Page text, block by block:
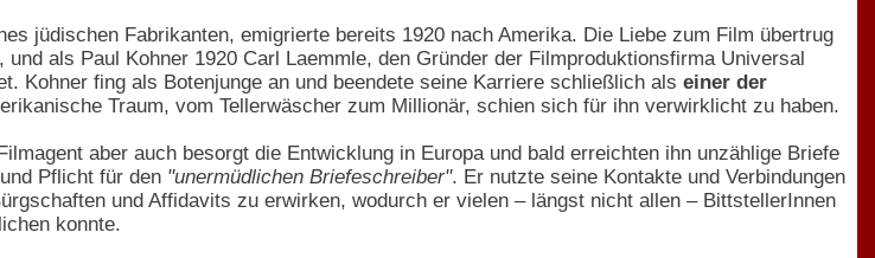
jüdischen Fabrikanten, emigrierte bereits 1920 nach Amerika. Die Liebe zum Film übertrug
als Paul Kohner 1920 Carl Laemmle, den Gründer der Filmproduktionsfirma Universal
Kohner fing als Botenjunge an und beendete seine Karriere schließlich als einer der
Traum, vom Tellerwäscher zum Millionär, schien sich für ihn verwirklicht zu haben.
aber auch besorgt die Entwicklung in Europa und bald erreichten ihn unzählige Briefe
Pflicht für den "unermüdlichen Briefeschreiber". Er nutzte seine Kontakte und Verbindungen
und Affidavits zu erwirken, wodurch er vielen – längst nicht allen – BittstellerInnen
konnte.